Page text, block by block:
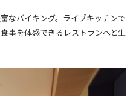
なバイキング。ライブキッチンで
事を体感できるレストランへと生